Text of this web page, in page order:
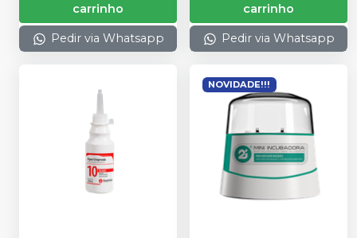
carrinho
Pedir via Whatsapp
carrinho
Pedir via Whatsapp
NOVIDADE!!!